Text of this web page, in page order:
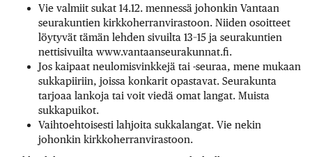
Vie valmiit sukat 14.12. mennessä johonkin Vantaan
seurakuntien kirkkoherranvirastoon. Niiden osoitteet
löytyvät tämän lehden sivuilta 13–15 ja seurakuntien
nettisivuilta www.vantaanseurakunnat.fi.
Jos kaipaat neulomisvinkkejä tai -seuraa, mene mukaan
sukkapiiriin, joissa konkarit opastavat. Seurakunta
tarjoaa lankoja tai voit viedä omat langat. Muista
sukkapuikot.
Vaihtoehtoisesti lahjoita sukkalangat. Vie nekin
johonkin kirkkoherranvirastoon.